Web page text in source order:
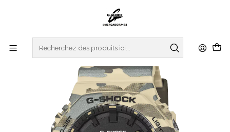
G-SHOCK
Original Camouflage Series GA-2100CM-5AER